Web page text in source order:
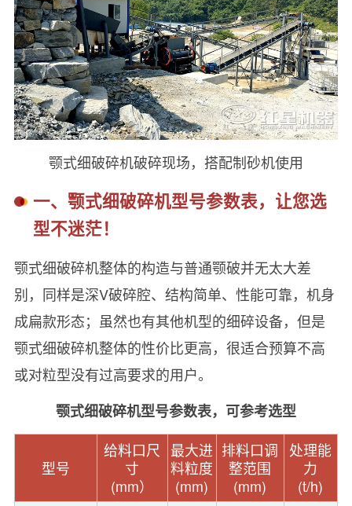
颚式细破碎机破碎现场，搭配制砂机使用
一、颚式细破碎机型号参数表，让您选
型不迷茫！
颚式细破碎机整体的构造与普通颚破并无太大差
别，同样是深V破碎腔、结构简单、性能可靠，机身
成扁款形态；虽然也有其他机型的细碎设备，但是
颚式细破碎机整体的性价比更高，很适合预算不高
或对粒型没有过高要求的用户。
颚式细破碎机型号参数表，可参考选型
型号
给料口尺
寸
(mm）
最大进
料粒度
(mm)
排料口调
整范围
(mm)
处理能
力
(t/h)